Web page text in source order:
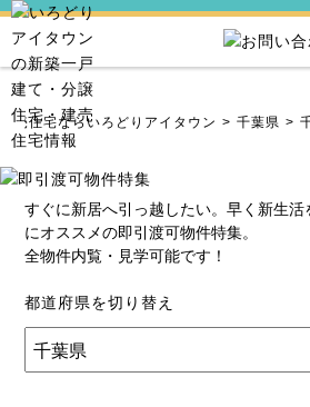
売住宅ならいろどりアイタウン 千葉県
すぐに新居へ引っ越したい。早く新生
にオススメの即引渡可物件特集。
全物件内覧・見学可能です！
都道府県を切り替え